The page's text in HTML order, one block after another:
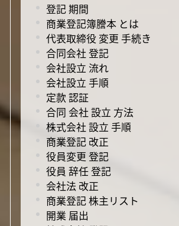
登記 期間
商業登記簿謄本 とは
代表取締役 変更 手続き
合同会社 登記
会社設立 流れ
会社設立 手順
定款 認証
合同 会社 設立 方法
株式会社 設立 手順
商業登記 改正
役員変更 登記
役員 辞任 登記
会社法 改正
商業登記 株主リスト
開業 届出